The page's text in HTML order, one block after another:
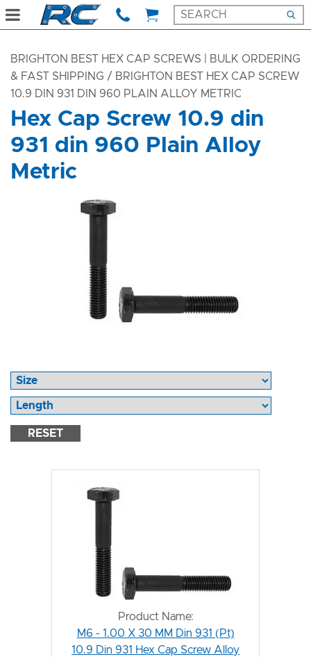
BRIGHTON BEST HEX CAP SCREWS | BULK ORDERING
& FAST SHIPPING / BRIGHTON BEST HEX CAP SCREW
10.9 DIN 931 DIN 960 PLAIN ALLOY METRIC
Hex Cap Screw 10.9 din
931 din 960 Plain Alloy
Metric
RESET
Product Name:
M6 - 1.00 X 30 MM Din 931 (Pt)
10.9 Din 931 Hex Cap Screw Alloy